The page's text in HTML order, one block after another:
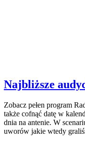
Najbliższe
Zobacz pełen program
także cofnąć datę w
dnia na antenie. W
uworów jakie wtedy